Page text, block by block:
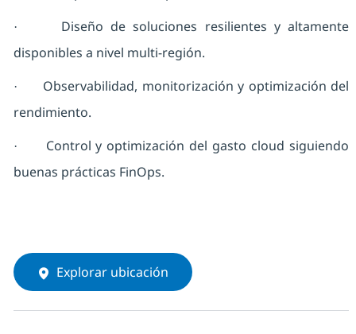
·
Diseño de soluciones resilientes y altamente
disponibles a nivel multi-región.
·
Observabilidad, monitorización y optimización del
rendimiento.
·
Control y optimización del gasto cloud siguiendo
buenas prácticas FinOps.
Explorar ubicación